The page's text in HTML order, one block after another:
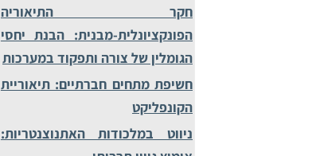
חקר התיאוריה
הפונקציונלית-מבנית: הבנת יחסי
הגומלין של צורה ותפקוד במערכות
חשיפת מתחים חברתיים: תיאוריית
הקונפליקט
ניווט במלכודות האתנוצנטריות: